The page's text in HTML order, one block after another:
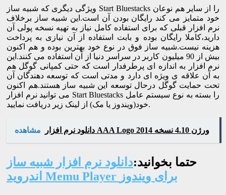
ویژگی دیگری که شبیه ساز Start Bluestacks را از سایر هم نوعان
خود متمایز می کند رایگان بودن آن است.این شبیه ساز برخلاف
نرم افزار قبلی که برای استفاده کامل نیاز به تهیه نسخه پولی آن
دارید،کاملا رایگان بوده و بابت استفاده از آن نیازی به پرداخت
هزینه نیست.شبیه ساز فوق در نوع خود بهترین بوده و هم اکنون
بیش از 90 میلیون کاربر در سراسر دنیا از آن استفاده می کنند.این
نرم افزار به اندازه ای پرطرفدار است که حتی کمپانی گوگل هم
به آن علاقه ی ویژه ای دارد و مدتی است که توسعه دهندگان آن
تحت حمایت گوگل درحال توسعه این شبیه ساز هستند.هم اکنون
می توانید نرم افزار Start Bluestacks را بسته به نوع سیستم عامل
خود(ویندوز یا مک) از لینک زیر دریافت نمایید.
مشاهده دانلود نرم افزار AAA Logo ورژن 4.10 نسخه 2014
حتما بخوانید:دانلود نرم افزار شبیه ساز
اندروید Memu Player برای ویندوز